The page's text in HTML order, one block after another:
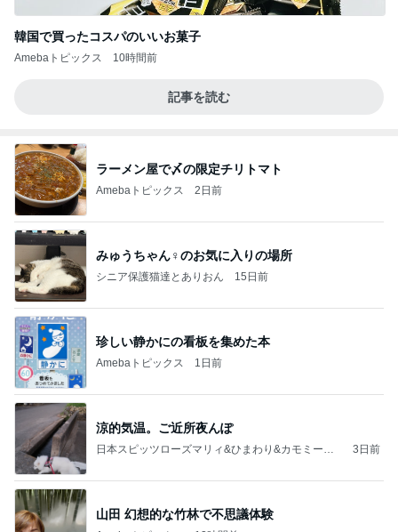
韓国で買ったコスパのいいお菓子
Amebaトピックス 10時間前
記事を読む
ラーメン屋で〆の限定チリトマト
Amebaトピックス 2日前
みゅうちゃん♀のお気に入りの場所
シニア保護猫達とありおん 15日前
珍しい静かにの看板を集めた本
Amebaトピックス 1日前
涼的気温。ご近所夜んぽ
日本スピッツローズマリィ&ひまわり&カモミール&
3日前
山田 幻想的な竹林で不思議体験